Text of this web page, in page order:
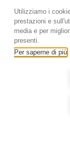
Ti è
Utilizziamo i
prestazioni e
media e per
presenti.
Per saperne di più